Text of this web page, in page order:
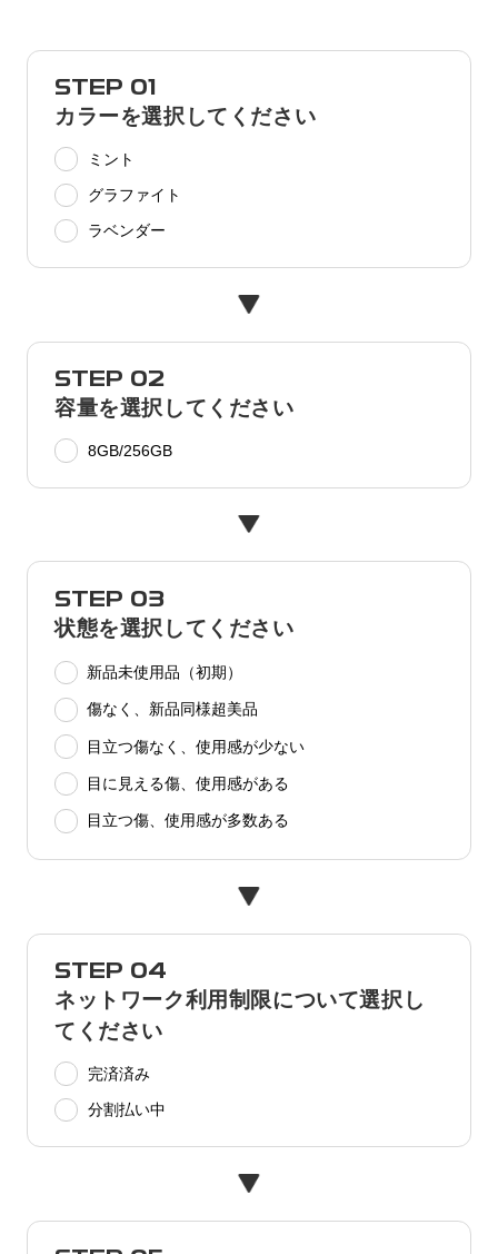
STEP 01
カラーを選択してください
ミント
グラファイト
ラベンダー
STEP 02
容量を選択してください
8GB/256GB
STEP 03
状態を選択してください
新品未使用品（初期）
傷なく、新品同様超美品
目立つ傷なく、使用感が少ない
目に見える傷、使用感がある
目立つ傷、使用感が多数ある
STEP 04
ネットワーク利用制限について選択し
てください
完済済み
分割払い中